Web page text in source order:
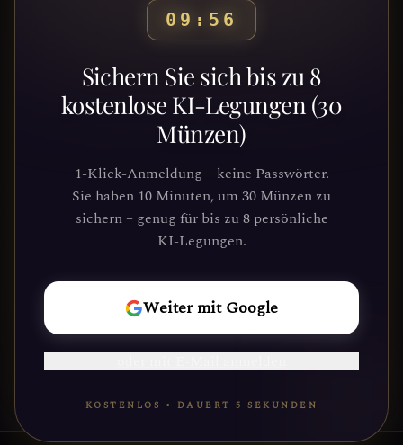
09:53
Sichern Sie sich bis zu 8
kostenlose KI-Legungen (30
Münzen)
1-Klick-Anmeldung – keine Passwörter.
Sie haben 10 Minuten, um 30 Münzen zu
sichern – genug für bis zu 8 persönliche
KI-Legungen.
Weiter mit Google
KOSTENLOS • DAUERT 5 SEKUNDEN
Bereit, deinen Weg zu
entdecken?
Schließe dich Tausenden von
Suchenden an, die Klarheit und
Führung durch unsere Plattform
gefunden haben. Deine kosmische Reise
wartet.
REISE
BEGINNEN